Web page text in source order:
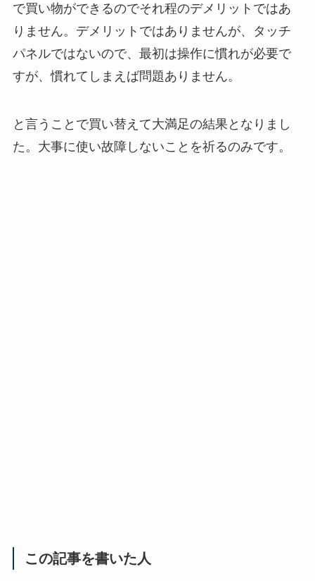
で買い物ができるのでそれ程のデメリットではあ
りません。デメリットではありませんが、タッチ
パネルではないので、最初は操作に慣れが必要で
すが、慣れてしまえば問題ありません。
と言うことで買い替えて大満足の結果となりまし
た。大事に使い故障しないことを祈るのみです。
この記事を書いた人